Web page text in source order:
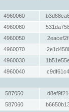
4960060
4960080
4960050
4960070
4960030
4960040
587050
587060